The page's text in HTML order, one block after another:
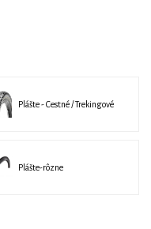
Plášte - Cestné / Trekingové
Plášte-rôzne